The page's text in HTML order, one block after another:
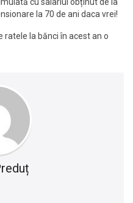
la 70 de ani daca vrei!
ratele la bănci în acest an o